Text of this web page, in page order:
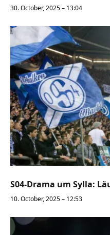
30. October, 2025 – 13:04
S04-Drama um Sylla:
10. October, 2025 – 12:53